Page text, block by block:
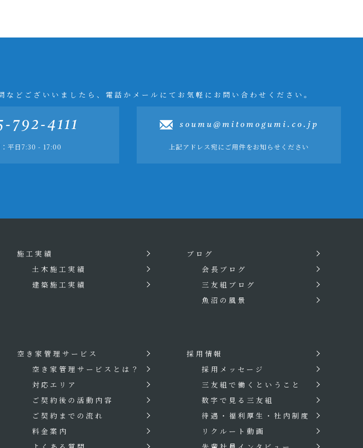
などございいましたら、電話かメールにてお気軽にお問い合わせください。
792-4111
平日7:30 - 17:00
soumu@mitomogumi.co.jp
上記アドレス宛にご用件をお知らせください
施工実績
土木施工実績
建築施工実績
空き家管理サービス
空き家管理サービスとは？
対応エリア
ご契約後の活動内容
ご契約までの流れ
料金案内
ブログ
会長ブログ
三友組ブログ
魚沼の風景
採用情報
採用メッセージ
三友組で働くということ
数字で見る三友組
待遇・福利厚生・社内制度
リクルート動画